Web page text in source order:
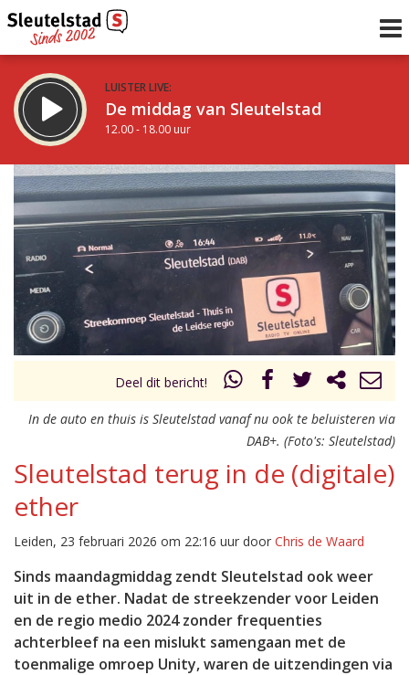
LUISTER LIVE:
De middag van Sleutelstad
12.00 - 18.00 uur
STRAKS:
De vrijdagavond met Keanu
18.00 - 19.00 uur
Vorig uur
uur 1 van 0 Volgend uur
Deel dit bericht!
In de auto en thuis is Sleutelstad vanaf nu ook te beluisteren via
DAB+. (Foto's: Sleutelstad)
Sleutelstad terug in de (digitale)
ether
Leiden, 23 februari 2026 om 22:16 uur door Chris de Waard
Sinds maandagmiddag zendt Sleutelstad ook weer
uit in de ether. Nadat de streekzender voor Leiden
en de regio medio 2024 zonder frequenties
achterbleef na een mislukt samengaan met de
toenmalige omroep Unity, waren de uitzendingen via